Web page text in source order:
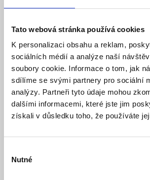
Tato webová stránka používá cookies
K personalizaci obsahu a reklam,
sociálních médií a analýze naší
soubory cookie. Informace o tom, jak
sdílíme se svými partnery pro sociální
analýzy. Partneři tyto údaje mohou
dalšími informacemi, které jste jim
získali v důsledku toho, že používáte
souhlasu
Nutné
LEXI-Net Patch kabel 50/125, SC-
duplex
Skladem
Detail